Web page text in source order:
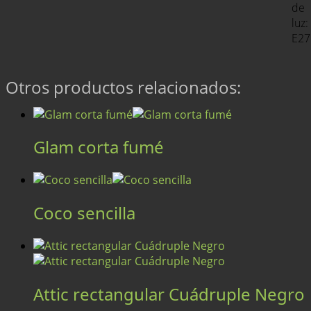
de
luz:
E27
Otros productos relacionados:
Glam corta fumé
Coco sencilla
Attic rectangular Cuádruple Negro